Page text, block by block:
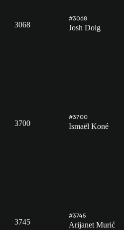
3068
#3068
Josh Doig
3700
#3700
Ismaël Koné
3745
#3745
Arijanet Murić